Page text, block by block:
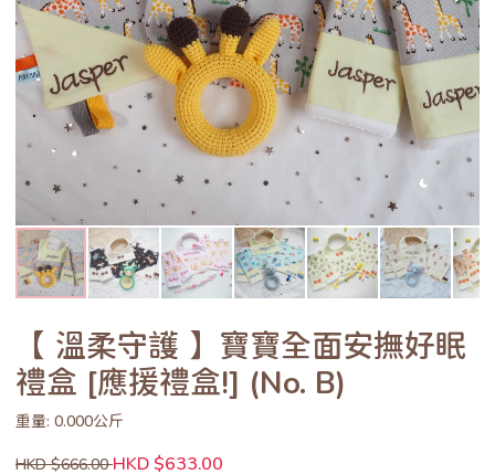
【 溫柔守護 】寶寶全面安撫好眠
禮盒 [應援禮盒!] (No. B)
重量: 0.000公斤
HKD $666.00HKD $633.00